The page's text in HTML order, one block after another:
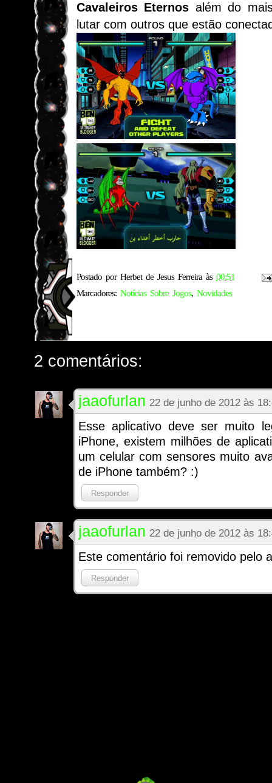
Cavaleiros Eternos além do
lutar com outros que estão
Postado por Herbet de Jesus Ferreira às 00:51
Marcadores: Notícias Sobre Jogos, Novidades
2 comentários:
jaaofurlan 22 de junho de 2012 às
Esse aplicativo deve ser muito
iPhone, existem milhões de
um celular com sensores muito
de iPhone também? :)
Responder
jaaofurlan 22 de junho de 2012 às
Este comentário foi removido pelo
Responder